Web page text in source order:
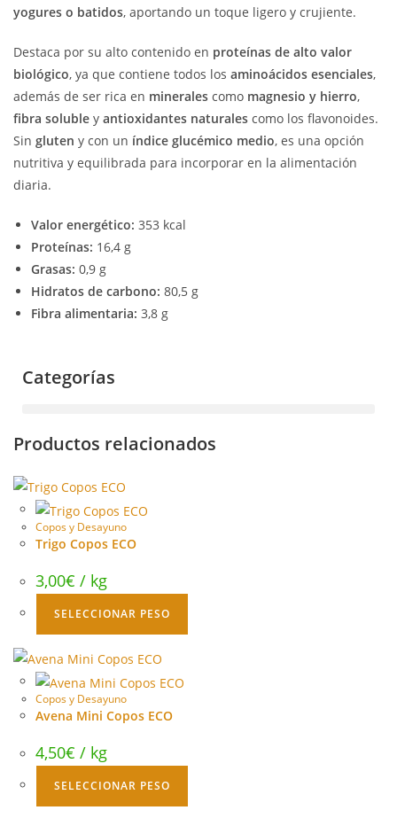
yogures o batidos, aportando un toque ligero y crujiente.
Destaca por su alto contenido en proteínas de alto valor
biológico, ya que contiene todos los aminoácidos esenciales,
además de ser rica en minerales como magnesio y hierro,
fibra soluble y antioxidantes naturales como los flavonoides.
Sin gluten y con un índice glucémico medio, es una opción
nutritiva y equilibrada para incorporar en la alimentación
diaria.
Valor energético: 353 kcal
Proteínas: 16,4 g
Grasas: 0,9 g
Hidratos de carbono: 80,5 g
Fibra alimentaria: 3,8 g
Categorías
Productos relacionados
Copos y Desayuno
Trigo Copos ECO
3,00€ / kg
SELECCIONAR PESO
Copos y Desayuno
Avena Mini Copos ECO
4,50€ / kg
SELECCIONAR PESO